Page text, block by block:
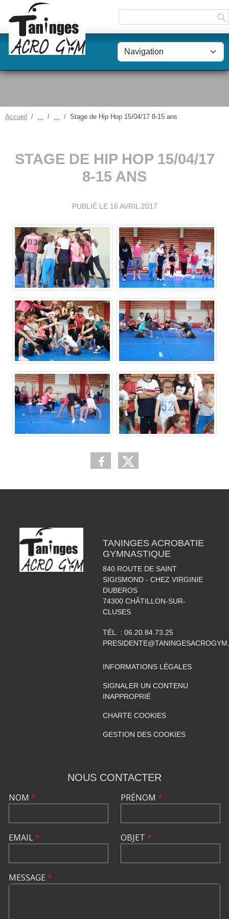
Accueil Stage de Hip Hop 15/04/17 8-15 ans
STAGE DE HIP HOP 15/04/17
8-15 ANS
PUBLIÉ LE 16 AVRIL 2017
TANINGES ACROBATIE
GYMNASTIQUE
840 ROUTE DE SAINT
SIGISMOND - CHEZ VIRGINIE
DUBEROS
74300 CHÂTILLON-SUR-
CLUSES
TÉL. : 06.20.84.73.25
INFORMATIONS LÉGALES
SIGNALER UN CONTENU
INAPPROPRIÉ
CHARTE COOKIES
GESTION DES COOKIES
NOUS CONTACTER
NOM *
EMAIL*
PRÉNOM *
OBJET *
MESSAGE *
Panneau de gestion des cookies